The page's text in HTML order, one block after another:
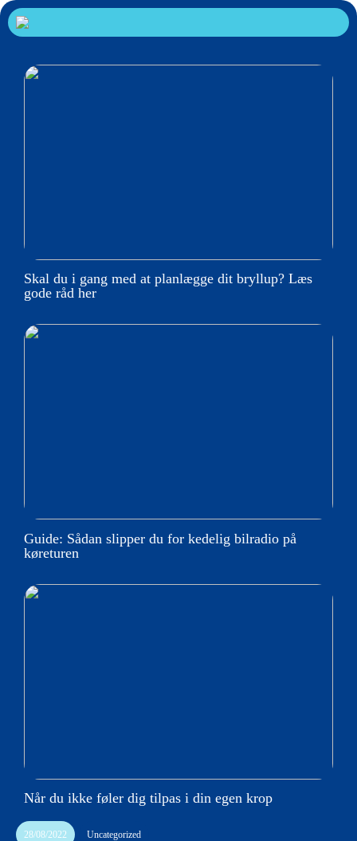
Skal du i gang med at planlægge dit bryllup? Læs
gode råd her
Guide: Sådan slipper du for kedelig bilradio på
køreturen
Når du ikke føler dig tilpas i din egen krop
28/08/2022 Uncategorized